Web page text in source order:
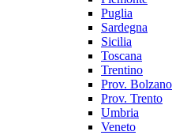
Puglia
Sardegna
Sicilia
Toscana
Trentino
Prov. Bolzano
Prov. Trento
Umbria
Veneto